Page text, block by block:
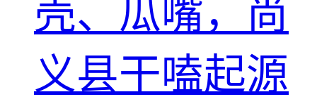
壳、瓜嘴，尚
义县干嗑起源